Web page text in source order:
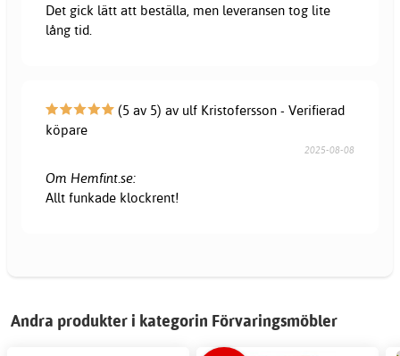
Det gick lätt att beställa, men leveransen tog lite
lång tid.
(5 av 5) av ulf Kristofersson - Verifierad
köpare
2025-08-08
Om Hemfint.se:
Allt funkade klockrent!
Andra produkter i kategorin Förvaringsmöbler